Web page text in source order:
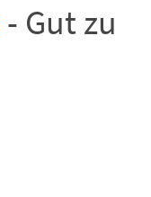
- Gut zu